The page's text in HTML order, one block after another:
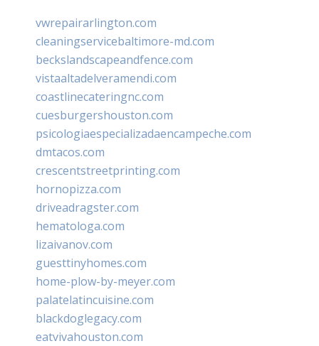
vwrepairarlington.com
cleaningservicebaltimore-md.com
beckslandscapeandfence.com
vistaaltadelveramendi.com
coastlinecateringnc.com
cuesburgershouston.com
psicologiaespecializadaencampeche.com
dmtacos.com
crescentstreetprinting.com
hornopizza.com
driveadragster.com
hematologa.com
lizaivanov.com
guesttinyhomes.com
home-plow-by-meyer.com
palatelatincuisine.com
blackdoglegacy.com
eatvivahouston.com